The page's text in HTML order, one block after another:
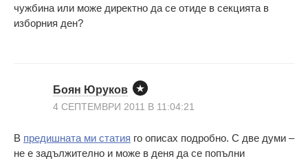
чужбина или може директно да се отиде в секцията в
изборния ден?
Боян Юруков
4 СЕПТЕМВРИ 2011 В 11:04:21
В предишната ми статия го описах подробно. С две думи –
не е задължително и може в деня да се попълни